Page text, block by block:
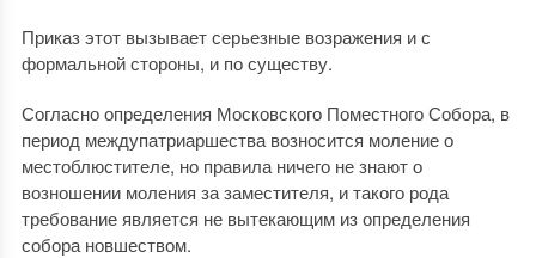
Приказ этот вызывает серьезные возражения и с
формальной стороны, и по существу.
Согласно определения Московского Поместного Собора, в
период междупатриаршества возносится моление о
местоблюстителе, но правила ничего не знают о
возношении моления за заместителя, и такого рода
требование является не вытекающим из определения
собора новшеством.